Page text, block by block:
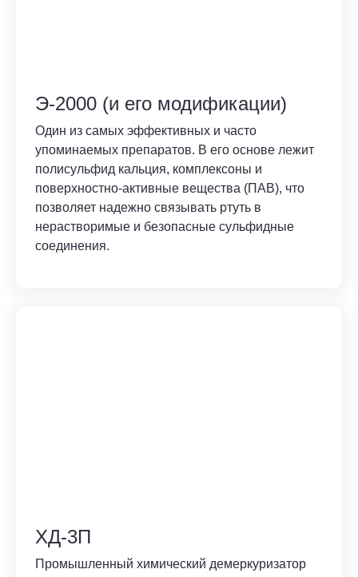
Э-2000 (и его модификации)
Один из самых эффективных и часто
упоминаемых препаратов. В его основе лежит
полисульфид кальция, комплексоны и
поверхностно-активные вещества (ПАВ), что
позволяет надежно связывать ртуть в
нерастворимые и безопасные сульфидные
соединения.
ХД-3П
Промышленный химический демеркуризатор